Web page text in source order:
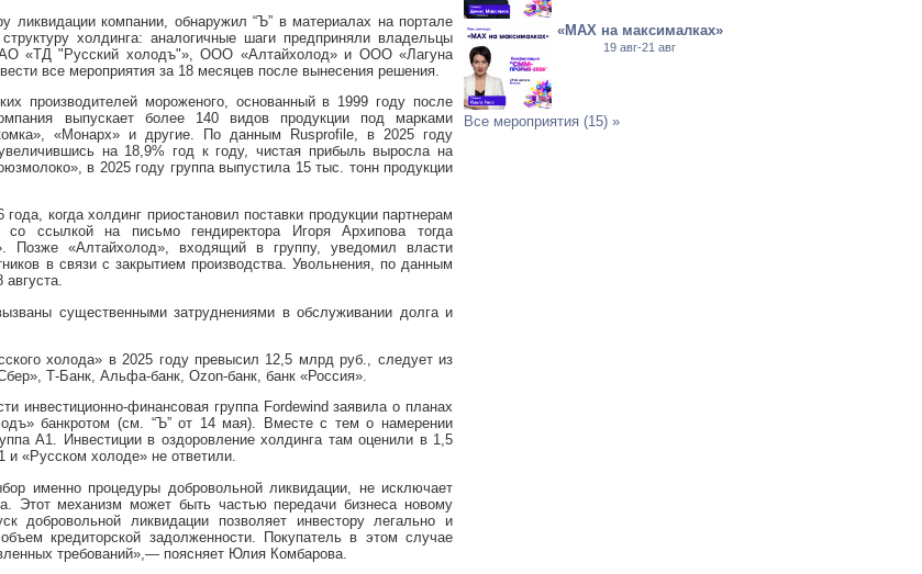
«MAX на максималках»
19 авг-21 авг
Все мероприятия (15) »
компании, обнаружил “Ъ” в материалах на портале
холдинга: аналогичные шаги предприняли владельцы
АО «ТД "Русский холодъ"», ООО «Алтайхолод» и ООО «Лагуна
все мероприятия за 18 месяцев после вынесения решения.
производителей мороженого, основанный в 1999 году после
выпускает более 140 видов продукции под марками
«Монарх» и другие. По данным Rusprofile, в 2025 году
на 18,9% год к году, чистая прибыль выросла на
в 2025 году группа выпустила 15 тыс. тонн продукции
когда холдинг приостановил поставки продукции партнерам
ссылкой на письмо гендиректора Игоря Архипова тогда
Позже «Алтайхолод», входящий в группу, уведомил власти
в связи с закрытием производства. Увольнения, по данным
существенными затруднениями в обслуживании долга и
холода» в 2025 году превысил 12,5 млрд руб., следует из
Т-Банк, Альфа-банк, Ozon-банк, банк «Россия».
инвестиционно-финансовая группа Fordewind заявила о планах
банкротом (см. “Ъ” от 14 мая). Вместе с тем о намерении
А1. Инвестиции в оздоровление холдинга там оценили в 1,5
и «Русском холоде» не ответили.
именно процедуры добровольной ликвидации, не исключает
механизм может быть частью передачи бизнеса новому
добровольной ликвидации позволяет инвестору легально и
кредиторской задолженности. Покупатель в этом случае
требований»,— поясняет Юлия Комбарова.